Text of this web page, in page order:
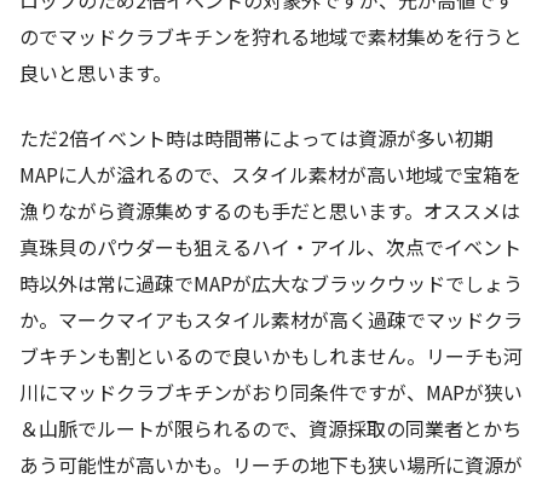
のでマッドクラブキチンを狩れる地域で素材集めを行うと
良いと思います。
ただ2倍イベント時は時間帯によっては資源が多い初期
MAPに人が溢れるので、スタイル素材が高い地域で宝箱を
漁りながら資源集めするのも手だと思います。オススメは
真珠貝のパウダーも狙えるハイ・アイル、次点でイベント
時以外は常に過疎でMAPが広大なブラックウッドでしょう
か。マークマイアもスタイル素材が高く過疎でマッドクラ
ブキチンも割といるので良いかもしれません。リーチも河
川にマッドクラブキチンがおり同条件ですが、MAPが狭い
＆山脈でルートが限られるので、資源採取の同業者とかち
あう可能性が高いかも。リーチの地下も狭い場所に資源が